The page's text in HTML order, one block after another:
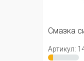
Смазка
Артикул: